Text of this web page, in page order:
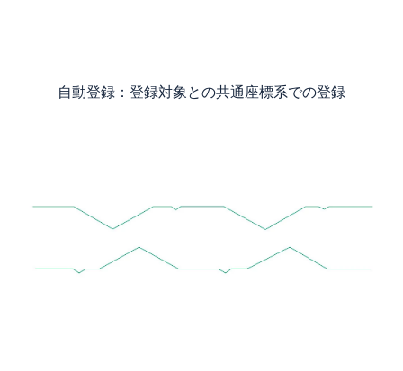
自動登録：登録対象との共通座標系での登録